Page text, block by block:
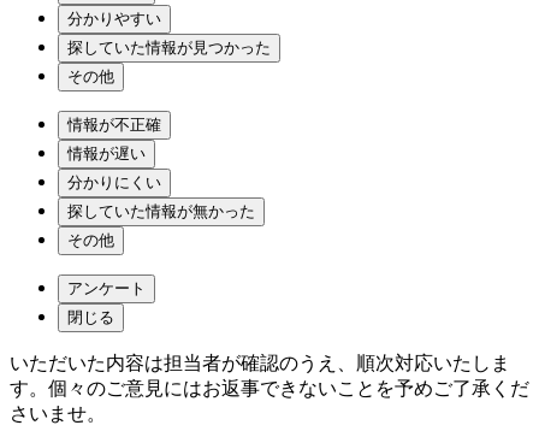
分かりやすい
探していた情報が見つかった
その他
情報が不正確
情報が遅い
分かりにくい
探していた情報が無かった
その他
アンケート
閉じる
いただいた内容は担当者が確認のうえ、順次対応いたしま
す。個々のご意見にはお返事できないことを予めご了承くだ
さいませ。